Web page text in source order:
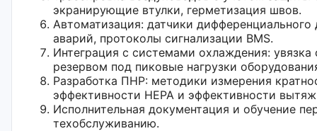
экранирующие втулки, герметизация швов.
Автоматизация: датчики
аварий, протоколы сигнализации BMS.
Интеграция с системами охлаждения:
резервом под пиковые нагрузки
Разработка ПНР: методики измерения
эффективности HEPA и эффективности
Исполнительная документация и обучение
техобслуживанию.